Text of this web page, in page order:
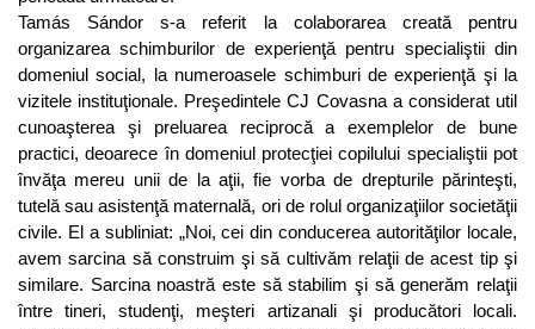
Tamás Sándor s-a referit la colaborarea creată pentru
organizarea schimburilor de experienţă pentru specialiştii din
domeniul social, la numeroasele schimburi de experienţă şi la
vizitele instituţionale. Preşedintele CJ Covasna a considerat util
cunoaşterea şi preluarea reciprocă a exemplelor de bune
practici, deoarece în domeniul protecţiei copilului specialiştii pot
învăţa mereu unii de la aţii, fie vorba de drepturile părinteşti,
tutelă sau asistenţă maternală, ori de rolul organizaţiilor societăţii
civile. El a subliniat: „Noi, cei din conducerea autorităţilor locale,
avem sarcina să construim şi să cultivăm relaţii de acest tip şi
similare. Sarcina noastră este să stabilim şi să generăm relaţii
între tineri, studenţi, meşteri artizanali şi producători locali.